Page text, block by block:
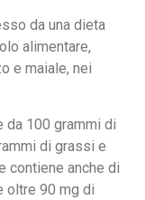
da una dieta
alimentare,
e maiale, nei
da 100 grammi di
di grassi e
contiene anche di
oltre 90 mg di